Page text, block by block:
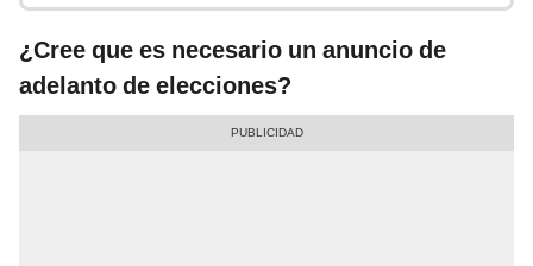
¿Cree que es necesario un anuncio de
adelanto de elecciones?